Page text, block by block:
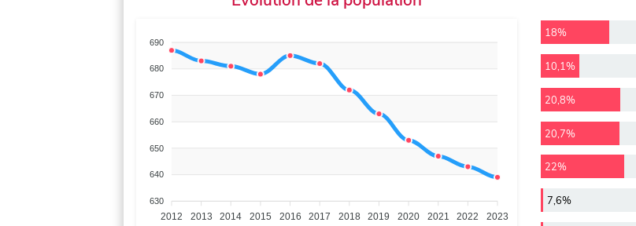
690
680
670
660
650
640
630
2012 2013 2014 2015 2016 2017 2018 2019 2020 2021 2022 2023
18%
10,1%
20,8%
20,7%
22%
7,6%